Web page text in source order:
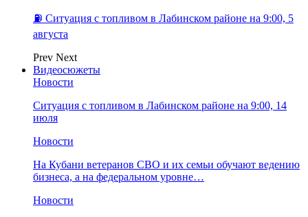
⛽️ Ситуация с топливом в Лабинском районе на 9:00, 5
августа
Prev Next
Видеосюжеты
Новости
Ситуация с топливом в Лабинском районе на 9:00, 14
июля
Новости
На Кубани ветеранов СВО и их семьи обучают ведению
бизнеса, а на федеральном уровне…
Новости